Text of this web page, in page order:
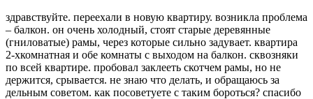
здравствуйте. переехали в новую квартиру. возникла проблема
– балкон. он очень холодный, стоят старые деревянные
(гниловатые) рамы, через которые сильно задувает. квартира
2-хкомнатная и обе комнаты с выходом на балкон. сквозняки
по всей квартире. пробовал заклееть скотчем рамы, но не
держится, срывается. не знаю что делать, и обращаюсь за
дельным советом. как посоветуете с таким бороться? спасибо